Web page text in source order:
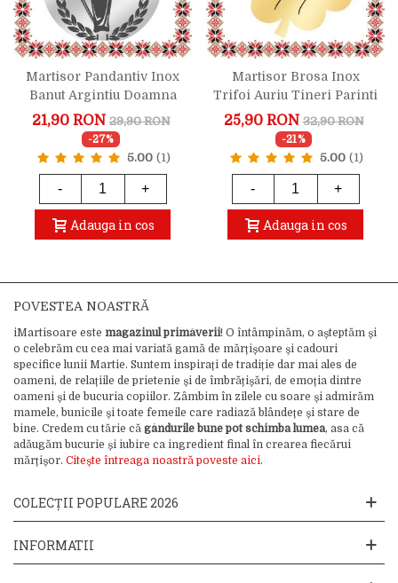
Martisor Pandantiv Inox
Banut Argintiu Doamna
Justitie
21,90 RON 29,90 RON
-27%
5.00 (1)
- +
Adauga in cos
Martisor Brosa Inox
Trifoi Auriu Tineri Parinti
25,90 RON 32,90 RON
-21%
5.00 (1)
- +
Adauga in cos
POVESTEA NOASTRĂ
iMartisoare este magazinul primăverii! O întâmpinăm, o așteptăm și
o celebrăm cu cea mai variată gamă de mărțișoare și cadouri
specifice lunii Martie. Suntem inspirați de tradiție dar mai ales de
oameni, de relațiile de prietenie și de îmbrățișări, de emoția dintre
oameni și de bucuria copiilor. Zâmbim în zilele cu soare și admirăm
mamele, bunicile și toate femeile care radiază blândețe și stare de
bine. Credem cu tărie că gândurile bune pot schimba lumea, asa că
adăugăm bucurie și iubire ca ingredient final în crearea fiecărui
mărțișor. Citește întreaga noastră poveste aici.
COLECȚII POPULARE 2026
INFORMATII